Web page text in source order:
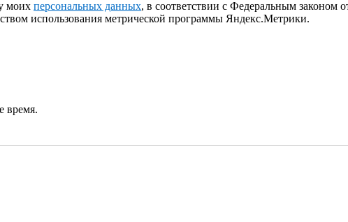
моих персональных данных, в соответствии с Федеральным
использования метрической программы Яндекс.Метрики.
время.